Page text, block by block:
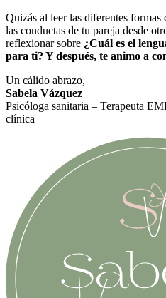
Quizás al leer las diferentes
las conductas de tu pareja desde
reflexionar sobre ¿Cuál es el
para ti? Y después, te animo a
Un cálido abrazo,
Sabela Vázquez
Psicóloga sanitaria – Terapeuta
clínica